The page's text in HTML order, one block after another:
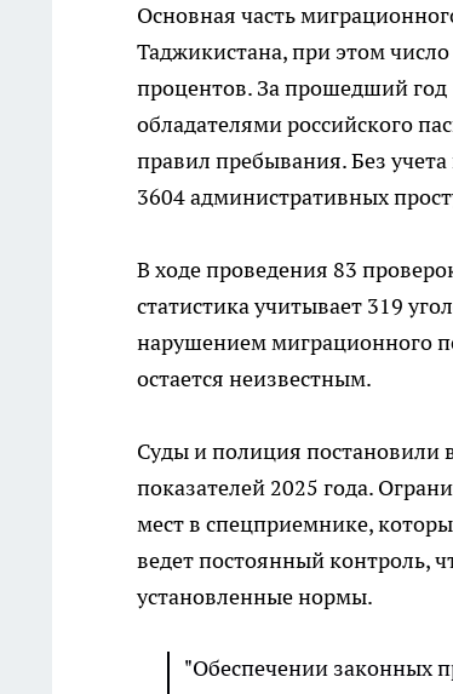
Основная часть
Таджикистана, при этом
процентов. За прошедший год
обладателями российского
правил пребывания. Без
3604 административных
В ходе проведения 83
статистика учитывает 319
нарушением миграционного
остается неизвестным.
Суды и полиция постановили
показателей 2025 года.
мест в спецприемнике,
ведет постоянный контроль,
установленные нормы.
"Обеспечении законных